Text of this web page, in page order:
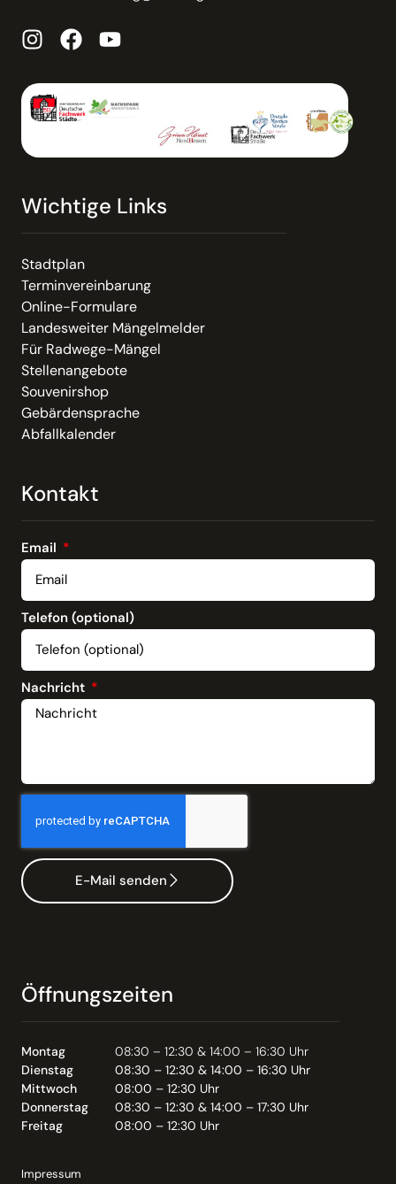
Wichtige Links
Stadtplan
Terminvereinbarung
Online-Formulare
Landesweiter Mängelmelder
Für Radwege-Mängel
Stellenangebote
Souvenirshop
Gebärdensprache
Abfallkalender
Kontakt
Email
Telefon (optional)
Nachricht
E-Mail senden
Öffnungszeiten
Montag
08:30 – 12:30 & 14:00 – 16:30 Uhr
Dienstag
08:30 – 12:30 & 14:00 – 16:30 Uhr
Mittwoch
08:00 – 12:30 Uhr
Donnerstag
08:30 – 12:30 & 14:00 – 17:30 Uhr
Freitag
08:00 – 12:30 Uhr
Impressum